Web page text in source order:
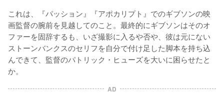
これは、『パッション』『アポカリプト』でのギブソンの映
画監督の腕前を見越してのこと。最終的にギブソンはそのオ
ファーを固辞するも、いざ撮影に入るや否や、彼は元にない
ストーンバンクスのセリフを自分で付け足した脚本を持ち込
んできて、監督のパトリック・ヒューズを大いに困らせたと
か。
AD